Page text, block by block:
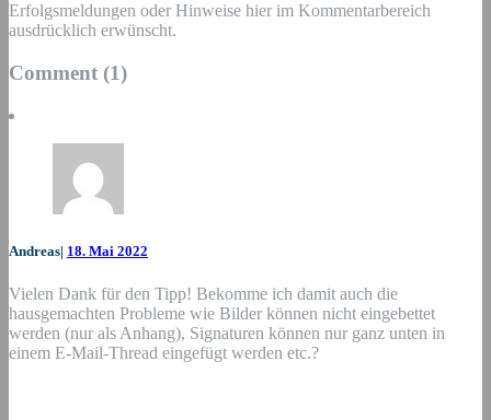
Erfolgsmeldungen oder Hinweise hier im Kommentarbereich
ausdrücklich erwünscht.
Comment (1)
Andreas| 18. Mai 2022
Vielen Dank für den Tipp! Bekomme ich damit auch die
hausgemachten Probleme wie Bilder können nicht eingebettet
werden (nur als Anhang), Signaturen können nur ganz unten in
einem E-Mail-Thread eingefügt werden etc.?